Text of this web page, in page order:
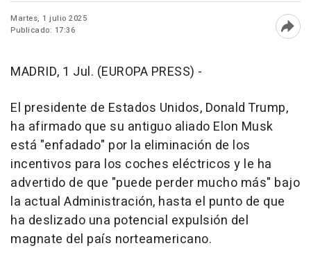
Martes, 1 julio 2025
Publicado: 17:36
MADRID, 1 Jul. (EUROPA PRESS) -
El presidente de Estados Unidos, Donald Trump,
ha afirmado que su antiguo aliado Elon Musk
está "enfadado" por la eliminación de los
incentivos para los coches eléctricos y le ha
advertido de que "puede perder mucho más" bajo
la actual Administración, hasta el punto de que
ha deslizado una potencial expulsión del
magnate del país norteamericano.